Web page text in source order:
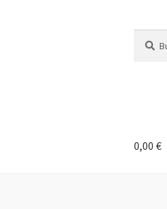
por:
0,00 €